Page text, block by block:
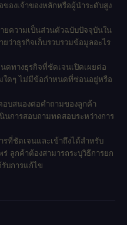
องเจ้าของหลักหรือผู้นำระดับสูง
ยความเป็นส่วนตัวฉบับปัจจุบันใน
ว่าธุรกิจเก็บรวบรวมข้อมูลอะไร
ดทางธุรกิจที่ชัดเจนเปิดเผยต่อ
ใดๆ ไม่มีข้อกำหนดที่ซ่อนอยู่หรือ
บสนองต่อคำถามของลูกค้า
นการสอบถามทดสอบระหว่างการ
รที่ชัดเจนและเข้าถึงได้สำหรับ
ลูกค้าต้องสามารถระบุวิธีการยก
บการแก้ไข